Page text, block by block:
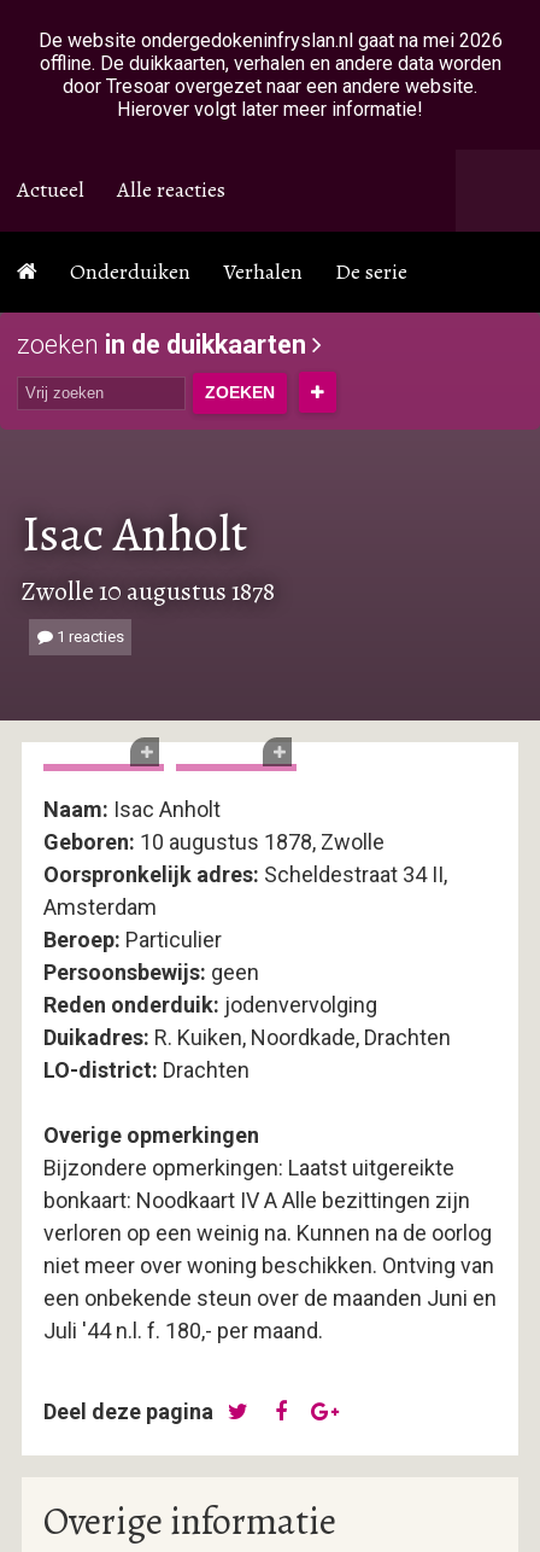
De website ondergedokeninfryslan.nl gaat na mei 2026
offline. De duikkaarten, verhalen en andere data worden
door Tresoar overgezet naar een andere website.
Hierover volgt later meer informatie!
Actueel Alle reacties
Onderduiken Verhalen De serie
zoeken in de duikkaarten
Isac Anholt
Zwolle 10 augustus 1878
1 reacties
Naam: Isac Anholt
Geboren: 10 augustus 1878, Zwolle
Oorspronkelijk adres: Scheldestraat 34 II,
Amsterdam
Beroep: Particulier
Persoonsbewijs: geen
Reden onderduik: jodenvervolging
Duikadres: R. Kuiken, Noordkade, Drachten
LO-district: Drachten
Overige opmerkingen
Bijzondere opmerkingen: Laatst uitgereikte
bonkaart: Noodkaart IV A Alle bezittingen zijn
verloren op een weinig na. Kunnen na de oorlog
niet meer over woning beschikken. Ontving van
een onbekende steun over de maanden Juni en
Juli '44 n.l. f. 180,- per maand.
Deel deze pagina
Overige informatie